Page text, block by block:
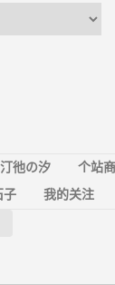
汀彵の汐 个站
子 我的关注